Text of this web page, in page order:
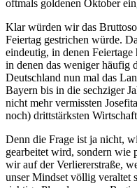
oftmals goldenen Oktober
Klar würden wir das
Feiertag gestrichen würde.
eindeutig, in denen
in denen das weniger häufig
Deutschland nun mal das
Bayern bis in die sechziger
nicht mehr vermissten
noch) drittstärksten
Denn die Frage ist ja nicht,
gearbeitet wird, sondern
wir auf der Verliererstraße,
unser Mindset völlig veraltet